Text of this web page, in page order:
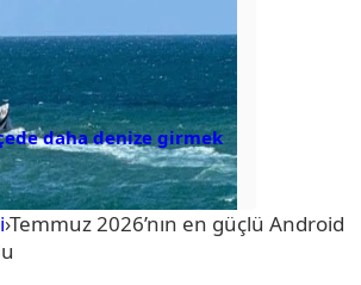
daha denize girmek
›Temmuz 2026’nın en güçlü Android